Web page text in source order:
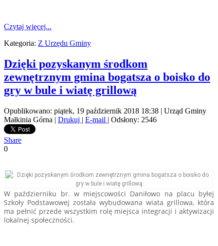
Czytaj więcej...
Kategoria: Z Urzędu Gminy
Dzięki pozyskanym środkom
zewnętrznym gmina bogatsza o boisko do
gry w bule i wiatę grillową
Opublikowano: piątek, 19 październik 2018 18:38 | Urząd Gminy
Małkinia Górna | Drukuj | E-mail | Odsłony: 2546
Share
0
W październiku br. w miejscowości Daniłowo na placu byłej
Szkoły Podstawowej została wybudowana wiata grillowa, która
ma pełnić przede wszystkim rolę miejsca integracji i aktywizacji
lokalnej społeczności.